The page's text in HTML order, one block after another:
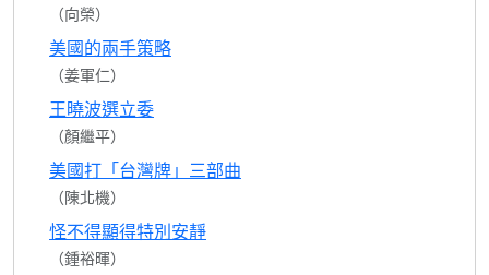
（向榮）
美國的兩手策略
（姜軍仁）
王曉波選立委
（顏繼平）
美國打「台灣牌」三部曲
（陳北機）
怪不得顯得特別安靜
（鍾裕暉）